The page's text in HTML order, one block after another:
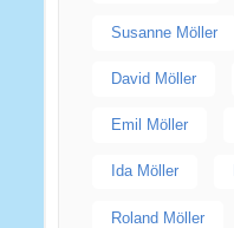
Susanne Möller
David Möller
Emil Möller
Ida Möller
Roland Möller